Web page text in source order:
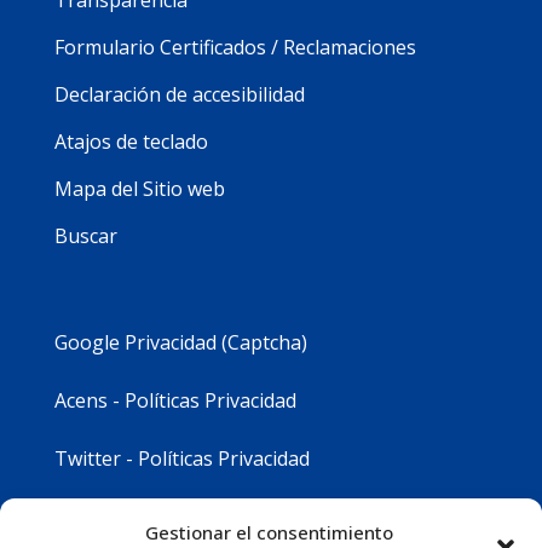
Gestionar el consentimiento
Formulario Certificados / Reclamaciones
Declaración de accesibilidad
Atajos de teclado
Mapa del Sitio web
Buscar
Google Privacidad (Captcha)
Acens - Políticas Privacidad
Twitter - Políticas Privacidad